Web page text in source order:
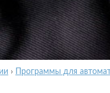
› Программы для